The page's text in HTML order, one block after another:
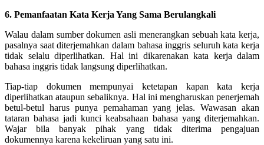
6. Pemanfaatan Kata Kerja Yang Sama Berulangkali
Walau dalam sumber dokumen asli menerangkan sebuah kata kerja,
pasalnya saat diterjemahkan dalam bahasa inggris seluruh kata kerja
tidak selalu diperlihatkan. Hal ini dikarenakan kata kerja dalam
bahasa inggris tidak langsung diperlihatkan.
Tiap-tiap dokumen mempunyai ketetapan kapan kata kerja
diperlihatkan ataupun sebaliknya. Hal ini mengharuskan penerjemah
betul-betul harus punya pemahaman yang jelas.Wawasan akan
tataran bahasa jadi kunci keabsahaan bahasa yang diterjemahkan.
Wajar bila banyak pihak yang tidak diterima pengajuan
dokumennya karena kekeliruan yang satu ini.